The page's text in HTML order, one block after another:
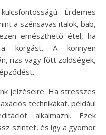
Érdemes
a szénsavas italok, bab,
emészthető étel, ha
a korgást. A könnyen
rizs vagy főtt zöldségek,
jelzéseire. Ha stresszes
technikákat, például
alkalmazni. Ezek
szintet, és így a gyomor